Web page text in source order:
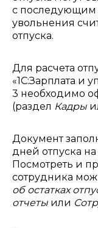
с последующим
увольнения
отпуска.
Для расчета
«1С:Зарплата и
3 необходимо
(раздел Кадры
Документ
дней отпуска на
Посмотреть и
сотрудника
об остатках
отчеты или